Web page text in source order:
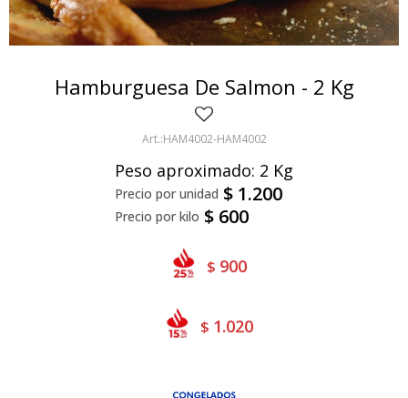
Hamburguesa De Salmon - 2 Kg
HAM4002-HAM4002
Peso aproximado: 2 Kg
$ 1.200
$ 600
$ 900
$ 1.020
Bivalvos
Chipirón
Bastones
Preparados de vegetales
Locales